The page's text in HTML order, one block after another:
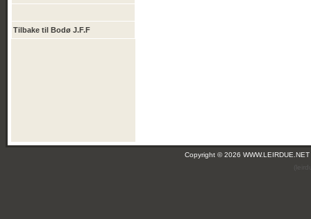
Tilbake til Bodø J.F.F
Copyright © 2026